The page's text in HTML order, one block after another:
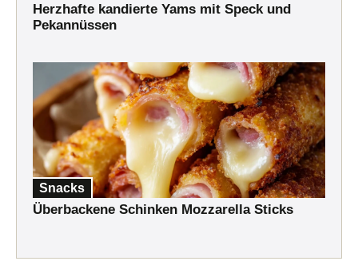
Herzhafte kandierte Yams mit Speck und
Pekannüssen
Snacks
Überbackene Schinken Mozzarella Sticks